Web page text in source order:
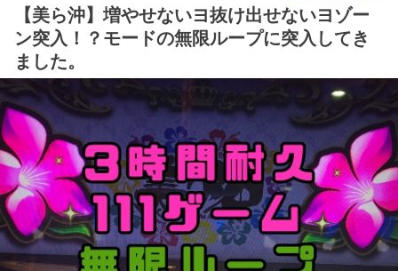
【美ら沖】増やせないヨ抜け出せないヨゾー
ン突入！？モードの無限ループに突入してき
ました。